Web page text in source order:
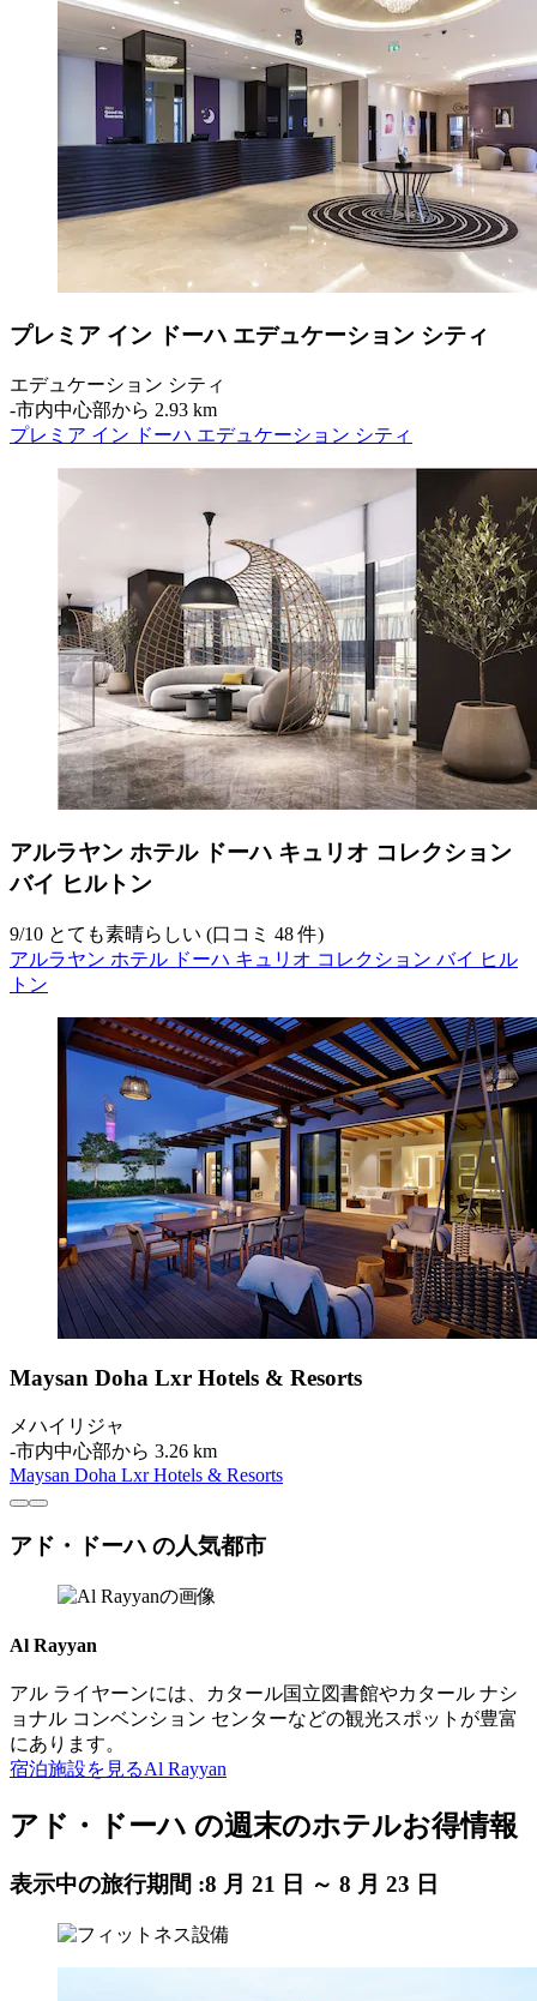
プレミア イン ドーハ エデュケーション シティ
エデュケーション シティ
‐市内中心部から 2.93 km
プレミア イン ドーハ エデュケーション シティ
アルラヤン ホテル ドーハ キュリオ コレクション
バイ ヒルトン
9/10 とても素晴らしい (口コミ 48 件)
アルラヤン ホテル ドーハ キュリオ コレクション バイ ヒル
トン
Maysan Doha Lxr Hotels & Resorts
メハイリジャ
‐市内中心部から 3.26 km
Maysan Doha Lxr Hotels & Resorts
アド・ドーハ の人気都市
Al Rayyan
アル ライヤーンには、カタール国立図書館やカタール ナシ
ョナル コンベンション センターなどの観光スポットが豊富
にあります。
宿泊施設を見るAl Rayyan
アド・ドーハ の週末のホテルお得情報
表示中の旅行期間 :8 月 21 日 ～ 8 月 23 日